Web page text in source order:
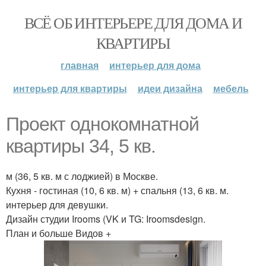
ВСЁ ОБ ИНТЕРЬЕРЕ ДЛЯ ДОМА И
КВАРТИРЫ
главная
интерьер для дома
интерьер для квартиры
идеи дизайна мебель
Проект однокомнатной
квартиры 34, 5 кв.
м (36, 5 кв. м с лоджией) в Москве.
Кухня - гостиная (10, 6 кв. м) + спальня (13, 6 кв. м.
интерьер для девушки.
Дизайн студии Irooms (VK и TG: Iroomsdesign.
План и больше Видов +